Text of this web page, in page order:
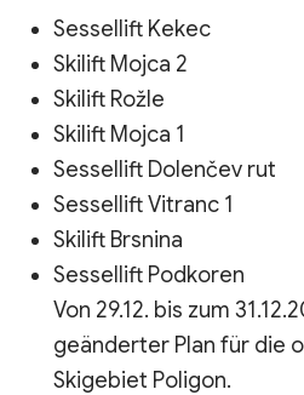
Sessellift Kekec
Skilift Mojca 2
Skilift Rožle
Skilift Mojca 1
Sessellift Dolenčev rut
Sessellift Vitranc 1
Skilift Brsnina
Sessellift Podkoren
Von 29.12. bis zum
geänderter Plan für die
Skigebiet Poligon.